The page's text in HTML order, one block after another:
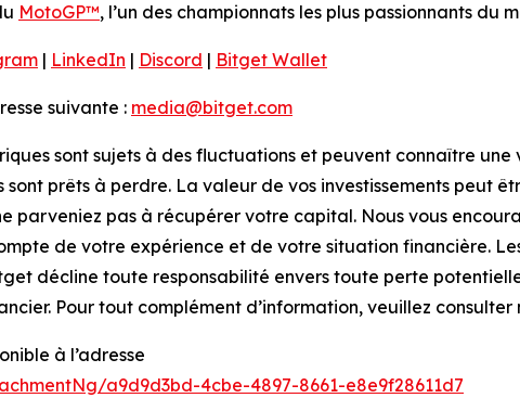
MotoGP™, l’un des championnats les plus passionnants du
| LinkedIn | Discord | Bitget Wallet
suivante : media@bitget.com
sont sujets à des fluctuations et peuvent connaître
sont prêts à perdre. La valeur de vos investissements peut
parveniez pas à récupérer votre capital. Nous vous
de votre expérience et de votre situation financière.
décline toute responsabilité envers toute perte
Pour tout complément d’information, veuillez consulter
à l’adresse
a9d9d3bd-4cbe-4897-8661-e8e9f28611d7